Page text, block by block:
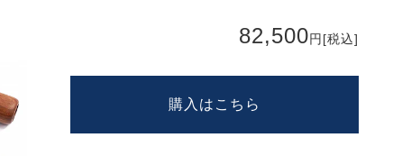
82,500円 [税込]
購入はこちら